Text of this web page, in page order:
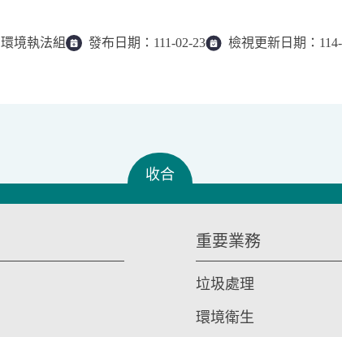
環境執法組 發布日期： 111-02-23 檢視更新日期：
收合
重要業務
垃圾處理
環境衛生